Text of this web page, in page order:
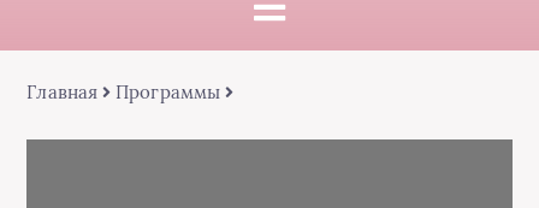
Главная Программы